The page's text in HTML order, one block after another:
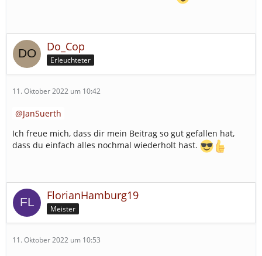
Do_Cop
Erleuchteter
11. Oktober 2022 um 10:42
JanSuerth
Ich freue mich, dass dir mein Beitrag so gut gefallen hat,
dass du einfach alles nochmal wiederholt hast.
FlorianHamburg19
Meister
11. Oktober 2022 um 10:53